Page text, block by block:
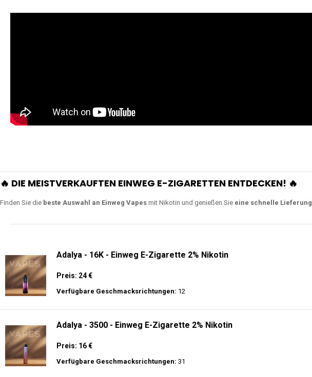
🔥 DIE MEISTVERKAUFTEN EINWEG E-ZIGARETTEN ENTDECKEN! 🔥
Finden Sie die beste Auswahl an Einweg Vapes mit Nikotin und genießen Sie eine schnelle Lieferung
Adalya - 16K - Einweg E-Zigarette 2% Nikotin
Preis: 24 €
Verfügbare Geschmacksrichtungen: 12
Adalya - 3500 - Einweg E-Zigarette 2% Nikotin
Preis: 16 €
Verfügbare Geschmacksrichtungen: 31